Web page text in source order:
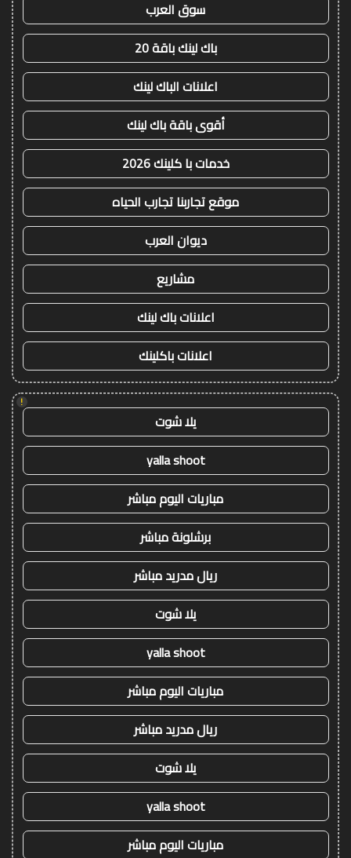
سوق العرب
باك لينك باقة 20
اعلانات الباك لينك
أقوى باقة باك لينك
خدمات با كلينك 2026
موقع تجاربنا تجارب الحياه
ديوان العرب
مشاريع
اعلانات باك لينك
اعلانات باكلينك
!
يلا شوت
yalla shoot
مباريات اليوم مباشر
برشلونة مباشر
ريال مدريد مباشر
يلا شوت
yalla shoot
مباريات اليوم مباشر
ريال مدريد مباشر
يلا شوت
yalla shoot
مباريات اليوم مباشر